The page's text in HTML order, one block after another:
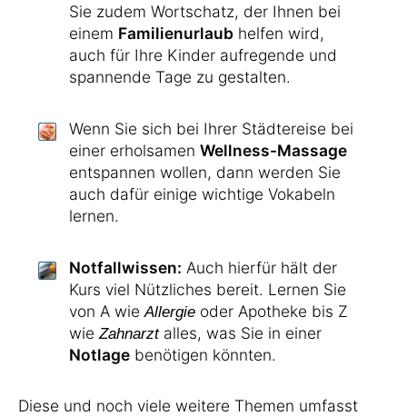
Sie zudem Wortschatz, der Ihnen bei
einem Familienurlaub helfen wird,
auch für Ihre Kinder aufregende und
spannende Tage zu gestalten.
Wenn Sie sich bei Ihrer Städtereise bei
einer erholsamen Wellness-Massage
entspannen wollen, dann werden Sie
auch dafür einige wichtige Vokabeln
lernen.
Notfallwissen: Auch hierfür hält der
Kurs viel Nützliches bereit. Lernen Sie
von A wie Allergie oder Apotheke bis Z
wie Zahnarztalles, was Sie in einer
Notlage benötigen könnten.
Diese und noch viele weitere Themen umfasst